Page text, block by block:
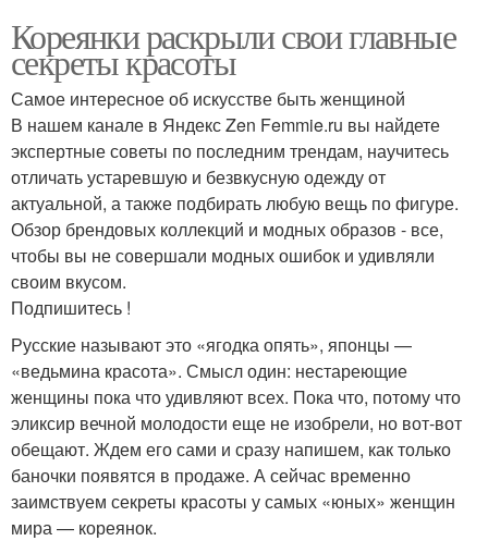
Кореянки раскрыли свои главные
секреты красоты
Самое интересное об искусстве быть женщиной
В нашем канале в Яндекс Zen Femmie.ru вы найдете
экспертные советы по последним трендам, научитесь
отличать устаревшую и безвкусную одежду от
актуальной, а также подбирать любую вещь по фигуре.
Обзор брендовых коллекций и модных образов - все,
чтобы вы не совершали модных ошибок и удивляли
своим вкусом.
Подпишитесь !
Русские называют это «ягодка опять», японцы —
«ведьмина красота». Смысл один: нестареющие
женщины пока что удивляют всех. Пока что, потому что
эликсир вечной молодости еще не изобрели, но вот-вот
обещают. Ждем его сами и сразу напишем, как только
баночки появятся в продаже. А сейчас временно
заимствуем секреты красоты у самых «юных» женщин
мира — кореянок.